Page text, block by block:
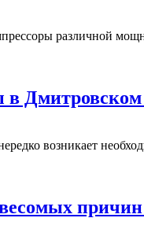
различной
в Дмитровском
возникает